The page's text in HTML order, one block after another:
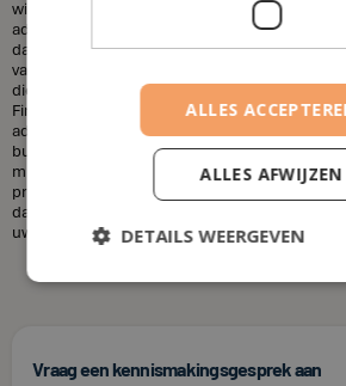
wilt sparen voor uw kinderen, uw pensioen,
adviseur kan u helpen uw doelen te bereiken.
dat financieel adviseurs duur zijn. Dit is niet
van een financieel adviseur kunnen variëren,
diensten die u nodig heeft en uw financiële
Finance bieden wij betaalbare tarieven voor
adviesdiensten, zodat u uw financiën kunt
budget te overschrijden. Kortom, laat u niet
misvattingen over financieel adviseurs. Als u
professioneel en betrouwbaar financieel
dan contact op met House of Finance. Wij
uw financiële doelen te bereiken.
Vraag een kennismakingsgesprek aan
ALLES
ALLES AFWIJZEN
DETAILS WEERGEVEN